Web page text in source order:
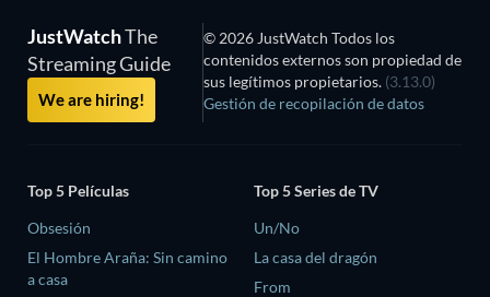
JustWatchThe
Streaming Guide
We are hiring!
© 2026 JustWatch Todos los
contenidos externos son propiedad de
sus legítimos propietarios. (3.13.0)
Gestión de recopilación de datos
Top 5 Películas
Obsesión
El Hombre Araña: Sin camino
a casa
Top 5 Series de TV
Un/No
La casa del dragón
From